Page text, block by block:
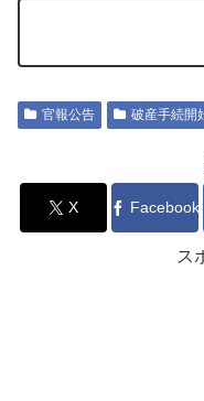
官報公告 破産手続開
X Facebook
ス